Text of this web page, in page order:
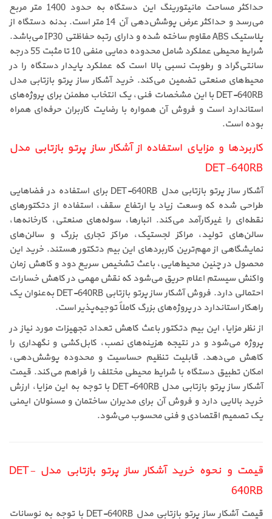
حداکثر مساحت مانیتورینگ این دستگاه به حدود 1400 متر مربع
می‌رسد و حداکثر عرض پوشش‌دهی آن 14 متر است. بدنه دستگاه از
پلاستیک ABS مقاوم ساخته شده و دارای رتبه حفاظتی IP30 می‌باشد.
شرایط محیطی عملکرد شامل محدوده دمایی منفی 10 تا مثبت 55 درجه
سانتی‌گراد و رطوبت نسبی بالا است که عملکرد پایدار دستگاه را در
محیط‌های صنعتی تضمین می‌کند. خرید آشکار ساز پرتو بازتابی مدل
DET-640RB با این مشخصات فنی، یک انتخاب مطمئن برای پروژه‌های
استاندارد است و فروش آن همواره با رضایت کاربران حرفه‌ای همراه
بوده است.
کاربردها و مزایای استفاده از آشکار ساز پرتو بازتابی مدل
DET-640RB
آشکار ساز پرتو بازتابی مدل DET-640RB برای استفاده در فضاهایی
طراحی شده که وسعت زیاد یا ارتفاع سقف، استفاده از دتکتورهای
نقطه‌ای را غیرکارآمد می‌کند. انبارها، سوله‌های صنعتی، کارخانه‌ها،
سالن‌های تولید، مراکز لجستیک، مراکز تجاری بزرگ و سالن‌های
نمایشگاهی از مهم‌ترین کاربردهای این بیم دتکتور هستند. خرید این
محصول در چنین محیط‌هایی، باعث تشخیص سریع دود و کاهش زمان
واکنش سیستم اعلام حریق می‌شود که نقش مهمی در کاهش خسارات
احتمالی دارد. فروش آشکار ساز پرتو بازتابی DET-640RB به‌عنوان یک
راهکار استاندارد در پروژه‌های بزرگ کاملاً توجیه‌پذیر است.
از نظر مزایا، این بیم دتکتور باعث کاهش تعداد تجهیزات مورد نیاز در
پروژه می‌شود و در نتیجه هزینه‌های نصب، کابل‌کشی و نگهداری را
کاهش می‌دهد. قابلیت تنظیم حساسیت و محدوده پوشش‌دهی،
امکان تطبیق دستگاه با شرایط محیطی مختلف را فراهم می‌کند. قیمت
آشکار ساز پرتو بازتابی مدل DET-640RB با توجه به این مزایا، ارزش
خرید بالایی دارد و فروش آن برای مدیران ساختمان و مسئولان ایمنی
یک تصمیم اقتصادی و فنی محسوب می‌شود.
قیمت و نحوه خرید آشکار ساز پرتو بازتابی مدل DET-
640RB
قیمت آشکار ساز پرتو بازتابی مدل DET-640RB با توجه به نوسانات